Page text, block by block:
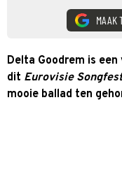
MAAK
Delta Goodrem is
dit Eurovisie
mooie ballad ten